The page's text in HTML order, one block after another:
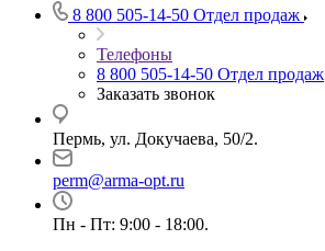
8 800 505-14-50 Отдел продаж
Телефоны
8 800 505-14-50 Отдел продаж
Заказать звонок
Пермь, ул. Докучаева, 50/2.
perm@arma-opt.ru
Пн - Пт: 9:00 - 18:00.